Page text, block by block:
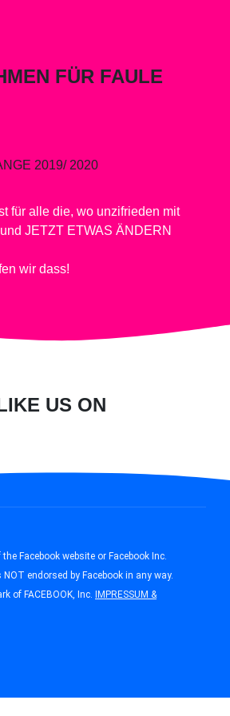
FÜR FAULE
2019/ 2020
für alle die, wo unzifrieden mit
JETZT ETWAS ÄNDERN
wir dass!
US ON
Facebook website or Facebook Inc.
endorsed by Facebook in any way.
of FACEBOOK, Inc.
IMPRESSUM &